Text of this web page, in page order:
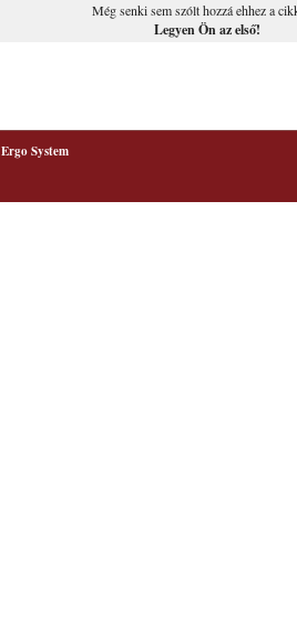
Még senki sem szólt hozzá ehhez a
Legyen Ön az első!
Ergo System